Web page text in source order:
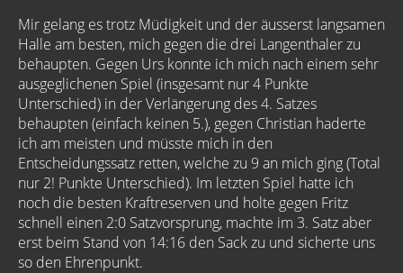
Mir gelang es trotz Müdigkeit und der äusserst langsamen
Halle am besten, mich gegen die drei Langenthaler zu
behaupten. Gegen Urs konnte ich mich nach einem sehr
ausgeglichenen Spiel (insgesamt nur 4 Punkte
Unterschied) in der Verlängerung des 4. Satzes
behaupten (einfach keinen 5.), gegen Christian haderte
ich am meisten und müsste mich in den
Entscheidungssatz retten, welche zu 9 an mich ging (Total
nur 2! Punkte Unterschied). Im letzten Spiel hatte ich
noch die besten Kraftreserven und holte gegen Fritz
schnell einen 2:0 Satzvorsprung, machte im 3. Satz aber
erst beim Stand von 14:16 den Sack zu und sicherte uns
so den Ehrenpunkt.